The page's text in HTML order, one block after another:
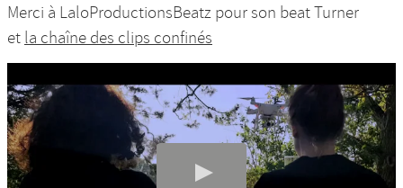
Merci à LaloProductionsBeatz pour son beat Turner
et la chaîne des clips confinés